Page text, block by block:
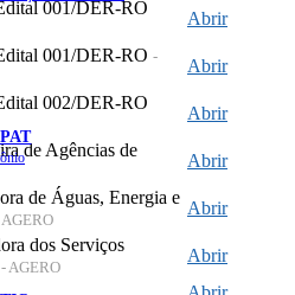
001/DER-RO
Abrir
001/DER-RO -
Abrir
002/DER-RO
Abrir
de Agências de
Abrir
de Águas, Energia e
AGERO
Abrir
dos Serviços
- AGERO
Abrir